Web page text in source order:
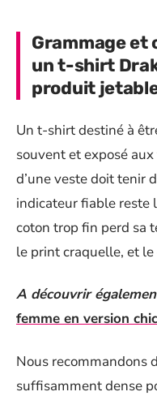
Grammage et
un t-shirt
produit
Un t-shirt destiné à
souvent et exposé
d’une veste doit tenir
indicateur fiable reste
coton trop fin perd sa
le print craquelle, et le
A découvrir
femme en version
Nous recommandons
suffisamment dense